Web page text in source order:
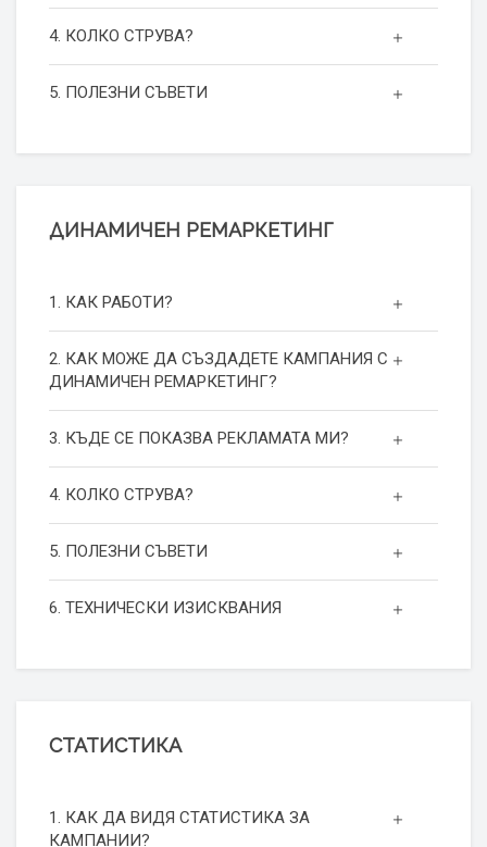
4. КОЛКО СТРУВА?
5. ПОЛЕЗНИ СЪВЕТИ
ДИНАМИЧЕН РЕМАРКЕТИНГ
1. КАК РАБОТИ?
2. КАК МОЖЕ ДА СЪЗДАДЕТЕ КАМПАНИЯ С
ДИНАМИЧЕН РЕМАРКЕТИНГ?
3. КЪДЕ СЕ ПОКАЗВА РЕКЛАМАТА МИ?
4. КОЛКО СТРУВА?
5. ПОЛЕЗНИ СЪВЕТИ
6. ТЕХНИЧЕСКИ ИЗИСКВАНИЯ
СТАТИСТИКА
1. КАК ДА ВИДЯ СТАТИСТИКА ЗА
КАМПАНИИ?